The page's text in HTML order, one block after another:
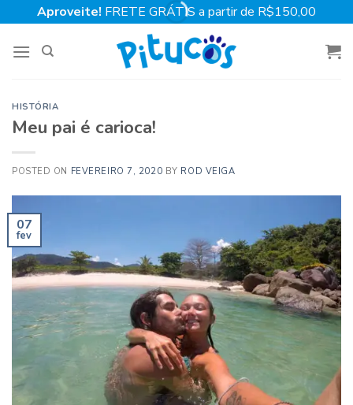
to
content
Aproveite! FRETE GRÁTIS a partir de R$150,00
HISTÓRIA
Meu pai é carioca!
POSTED ON FEVEREIRO 7, 2020 BY ROD VEIGA
07
fev